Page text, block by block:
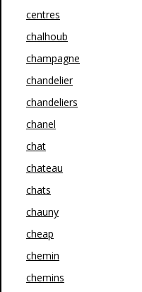
centres
chalhoub
champagne
chandelier
chandeliers
chanel
chat
chateau
chats
chauny
cheap
chemin
chemins